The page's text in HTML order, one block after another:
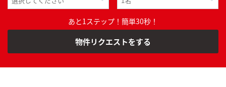
あと1ステップ！簡単30秒！
物件リクエストをする